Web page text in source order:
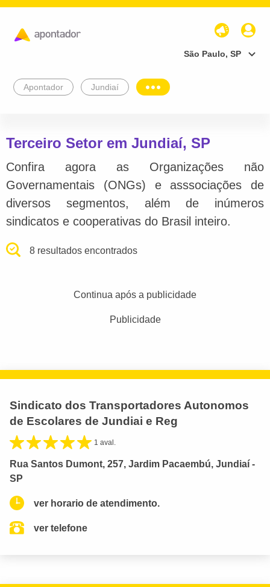
São Paulo, SP
Apontador Jundiaí
Terceiro Setor em Jundiaí, SP
Confira agora as Organizações não
Governamentais (ONGs) e asssociações de
diversos segmentos, além de inúmeros
sindicatos e cooperativas do Brasil inteiro.
8 resultados encontrados
Continua após a publicidade
Publicidade
Sindicato dos Transportadores Autonomos
de Escolares de Jundiai e Reg
1 aval.
Rua Santos Dumont, 257, Jardim Pacaembú, Jundiaí -
SP
ver horario de atendimento.
ver telefone